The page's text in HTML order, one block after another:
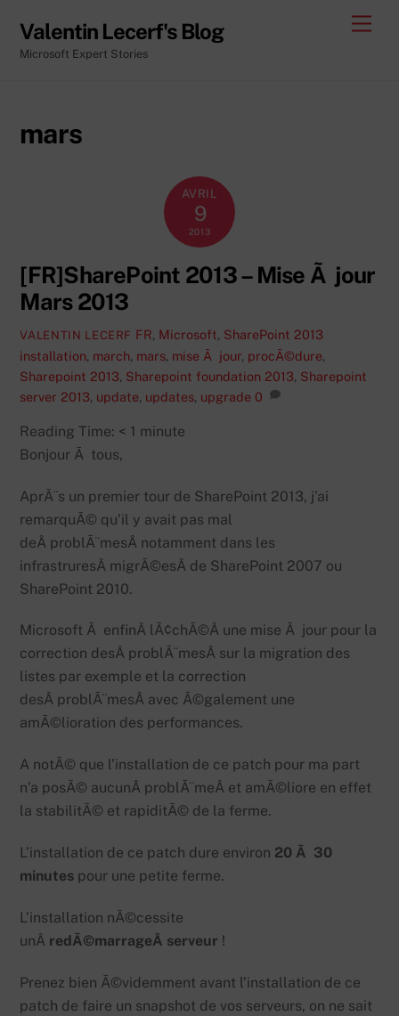
content
Valentin Lecerf's Blog
Microsoft Expert Stories
mars
AVRIL
9
2013
[FR]SharePoint 2013 – Mise Ã jour
Mars 2013
VALENTIN LECERF FR, Microsoft, SharePoint 2013
installation, march, mars, mise Ã jour, procÃ©dure,
Sharepoint 2013, Sharepoint foundation 2013, Sharepoint
server 2013, update, updates, upgrade 0
Reading Time: < 1 minute
Bonjour Ã tous,
AprÃ¨s un premier tour de SharePoint 2013, j’ai
remarquÃ© qu’il y avait pas mal
deÂ problÃ¨mesÂ notamment dans les
infrastruresÂ migrÃ©esÂ de SharePoint 2007 ou
SharePoint 2010.
Microsoft Ã enfinÂ lÃ¢chÃ©Â une mise Ã jour pour la
correction desÂ problÃ¨mesÂ sur la migration des
listes par exemple et la correction
desÂ problÃ¨mesÂ avec Ã©galement une
amÃ©lioration des performances.
A notÃ© que l’installation de ce patch pour ma part
n’a posÃ© aucunÂ problÃ¨meÂ et amÃ©liore en effet
la stabilitÃ© et rapiditÃ© de la ferme.
L’installation de ce patch dure environ 20 Ã 30
minutes pour une petite ferme.
L’installation nÃ©cessite
unÂ redÃ©marrageÂ serveur !
Prenez bien Ã©videmment avant l’installation de ce
patch de faire un snapshot de vos serveurs, on ne sait